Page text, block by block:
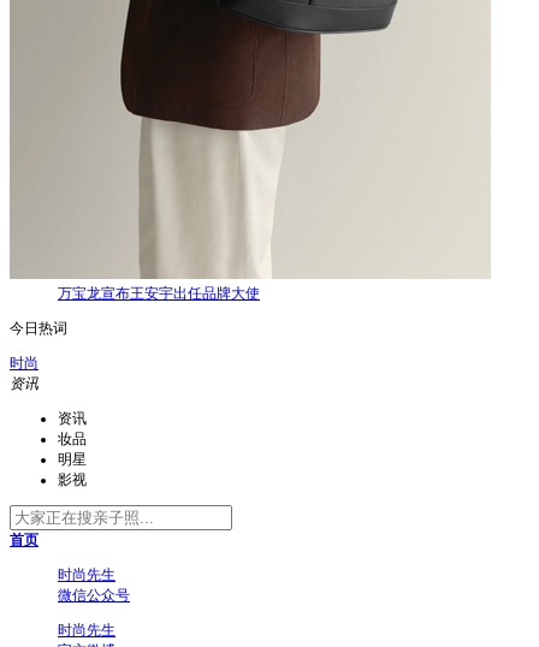
万宝龙宣布王安宇出任品牌大使
今日热词
时尚
资讯
资讯
妆品
明星
影视
首页
时尚先生
微信公众号
时尚先生